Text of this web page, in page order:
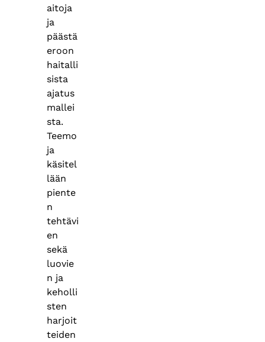
aitoja
ja
päästä
eroon
haitalli
sista
ajatus
mallei
sta.
Teemo
ja
käsitel
lään
piente
n
tehtävi
en
sekä
luovie
n ja
keholli
sten
harjoit
teiden